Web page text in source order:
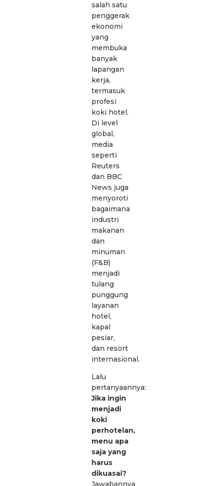
salah satu
penggerak
ekonomi
yang
membuka
banyak
lapangan
kerja,
termasuk
profesi
koki hotel.
Di level
global,
media
seperti
Reuters
dan BBC
News juga
menyoroti
bagaimana
industri
makanan
dan
minuman
(F&B)
menjadi
tulang
punggung
layanan
hotel,
kapal
pesiar,
dan resort
internasional.
Lalu
pertanyaannya:
Jika ingin
menjadi
koki
perhotelan,
menu apa
saja yang
harus
dikuasai?
Jawabannya